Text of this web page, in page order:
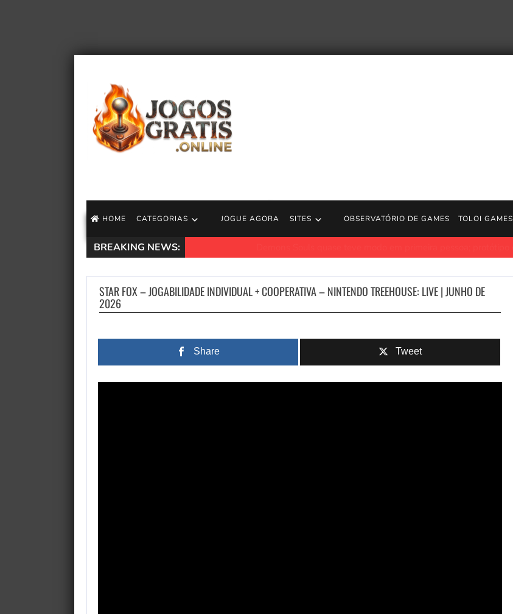
HOME CATEGORIAS JOGUE AGORA SITES OBSERVATÓRIO DE GAMES TOLOI GAMES
BREAKING NEWS:
STAR FOX – JOGABILIDADE INDIVIDUAL + COOPERATIVA – NINTENDO TREEHOUSE: LIVE | JUNHO DE
2026
Share Tweet